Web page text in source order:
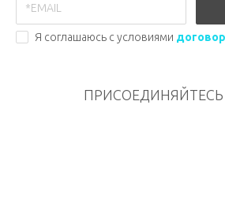
Я соглашаюсь с условиями